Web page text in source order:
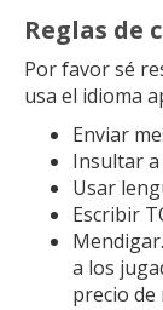
Reglas de
Por favor sé
usa el idioma
Enviar
Insultar
Usar
Escribir
a los
precio de